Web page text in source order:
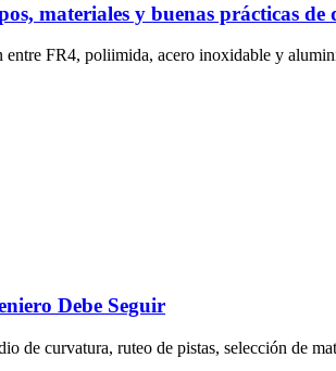
materiales y buenas prácticas de
FR4, poliimida, acero inoxidable y
Debe Seguir
de curvatura, ruteo de pistas, selección de